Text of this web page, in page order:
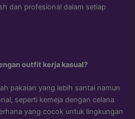
dan profesional dalam setiap
outfit kerja kasual?
pakaian yang lebih santai namun
seperti kemeja dengan celana
yang cocok untuk lingkungan